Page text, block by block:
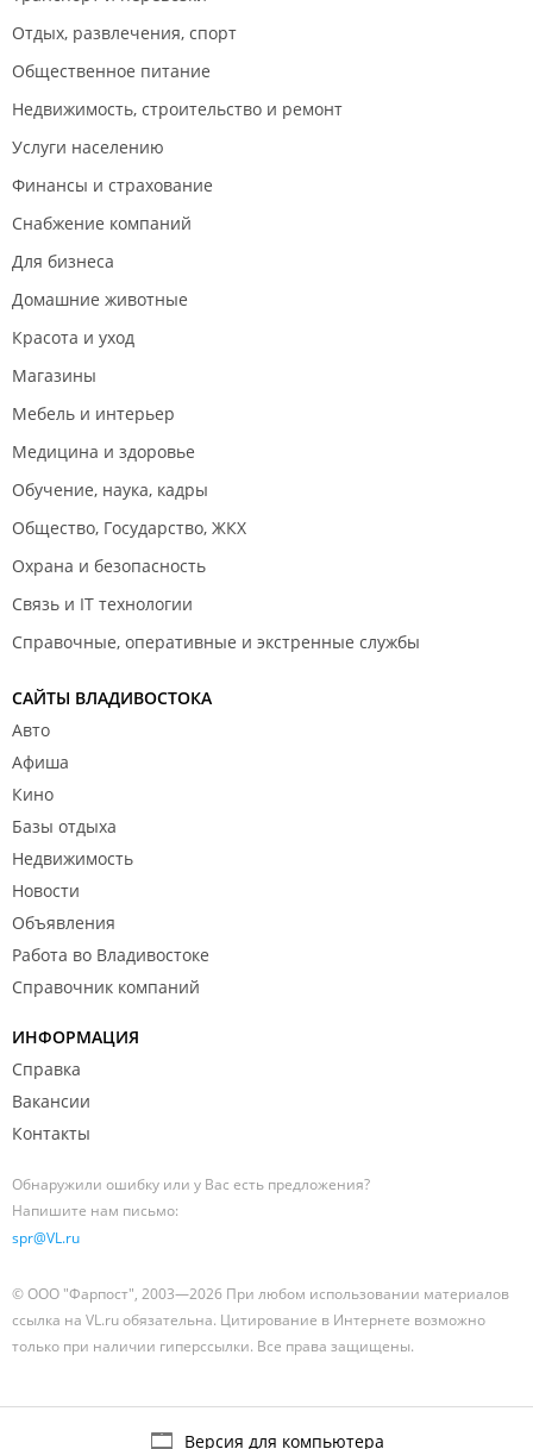
Отдых, развлечения, спорт
Общественное питание
Недвижимость, строительство и ремонт
Услуги населению
Финансы и страхование
Снабжение компаний
Для бизнеса
Домашние животные
Красота и уход
Магазины
Мебель и интерьер
Медицина и здоровье
Обучение, наука, кадры
Общество, Государство, ЖКХ
Охрана и безопасность
Связь и IT технологии
Справочные, оперативные и экстренные службы
САЙТЫ ВЛАДИВОСТОКА
Авто
Афиша
Кино
Базы отдыха
Недвижимость
Новости
Объявления
Работа во Владивостоке
Справочник компаний
ИНФОРМАЦИЯ
Справка
Вакансии
Контакты
Обнаружили ошибку или у Вас есть предложения?
Напишите нам письмо:
spr@VL.ru
© ООО "Фарпост", 2003—2026 При любом использовании материалов
ссылка на VL.ru обязательна. Цитирование в Интернете возможно
только при наличии гиперссылки. Все права защищены.
Версия для компьютера